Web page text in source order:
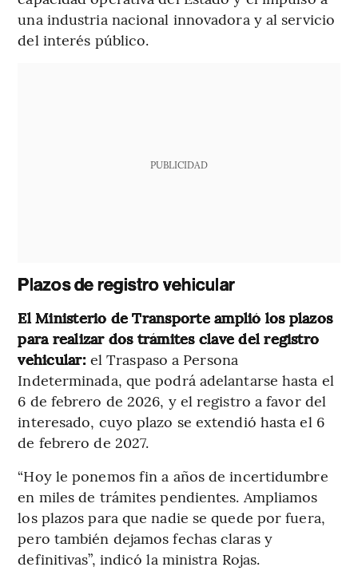
una industria nacional innovadora y al servicio
del interés público.
PUBLICIDAD
Plazos de registro vehicular
El Ministerio de Transporte amplió los plazos
para realizar dos trámites clave del registro
vehicular: el Traspaso a Persona
Indeterminada, que podrá adelantarse hasta el
6 de febrero de 2026, y el registro a favor del
interesado, cuyo plazo se extendió hasta el 6
de febrero de 2027.
“Hoy le ponemos fin a años de incertidumbre
en miles de trámites pendientes. Ampliamos
los plazos para que nadie se quede por fuera,
pero también dejamos fechas claras y
definitivas”, indicó la ministra Rojas.